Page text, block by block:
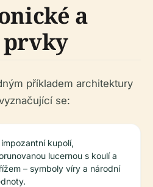
a
prvky
příkladem architektury
se:
kupolí,
lucernou s koulí a
– symboly víry a národní